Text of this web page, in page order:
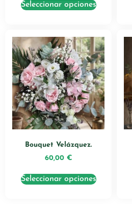
Seleccionar opciones
Bouquet Velázquez.
60,00 €
Seleccionar opciones